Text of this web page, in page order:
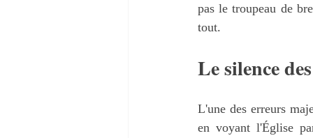
pas le troupeau de
tout.
Le silence
L'une des erreurs